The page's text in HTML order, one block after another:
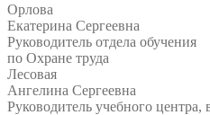
Орлова
Екатерина Сергеевна
Руководитель отдела обучения
по Охране труда
Лесовая
Ангелина Сергеевна
Руководитель учебного